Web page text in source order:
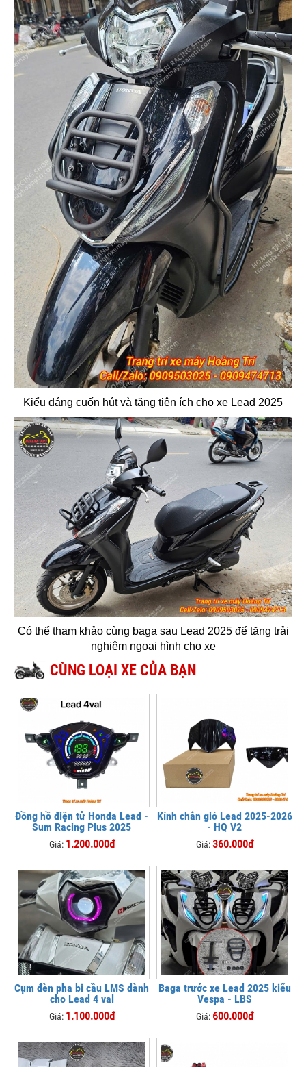
Kiểu dáng cuốn hút và tăng tiện ích cho xe Lead 2025
Có thể tham khảo cùng baga sau Lead 2025 để tăng trải
nghiệm ngoại hình cho xe
CÙNG LOẠI XE CỦA BẠN
Đồng hồ điện tử Honda Lead -
Sum Racing Plus 2025
Giá: 1.200.000đ
Kính chắn gió Lead 2025-2026
- HQ V2
Giá:360.000đ
Cụm đèn pha bi cầu LMS dành
cho Lead 4 val
Giá: 1.100.000đ
Baga trước xe Lead 2025 kiểu
Vespa - LBS
Giá: 600.000đ